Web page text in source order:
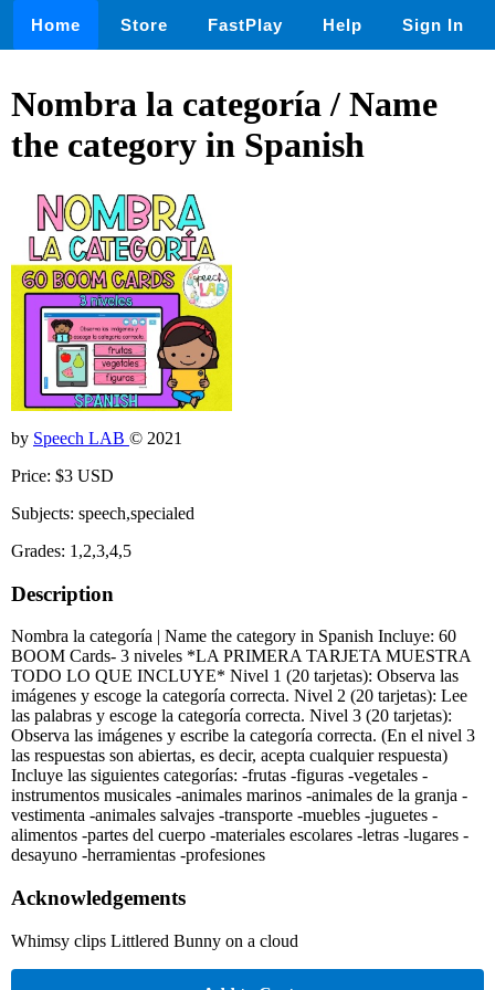
Home Store FastPlay Help Sign In
Nombra la categoría / Name
the category in Spanish
by Speech LAB © 2021
Price: $3 USD
Subjects: speech,specialed
Grades: 1,2,3,4,5
Description
Nombra la categoría | Name the category in Spanish Incluye: 60
BOOM Cards- 3 niveles *LA PRIMERA TARJETA MUESTRA
TODO LO QUE INCLUYE* Nivel 1 (20 tarjetas): Observa las
imágenes y escoge la categoría correcta. Nivel 2 (20 tarjetas): Lee
las palabras y escoge la categoría correcta. Nivel 3 (20 tarjetas):
Observa las imágenes y escribe la categoría correcta. (En el nivel 3
las respuestas son abiertas, es decir, acepta cualquier respuesta)
Incluye las siguientes categorías: -frutas -figuras -vegetales -
instrumentos musicales -animales marinos -animales de la granja -
vestimenta -animales salvajes -transporte -muebles -juguetes -
alimentos -partes del cuerpo -materiales escolares -letras -lugares -
desayuno -herramientas -profesiones
Acknowledgements
Whimsy clips Littlered Bunny on a cloud